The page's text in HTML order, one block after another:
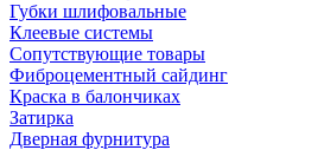
Губки шлифовальные
Клеевые системы
Сопутствующие товары
Фиброцементный сайдинг
Краска в балончиках
Затирка
Дверная фурнитура